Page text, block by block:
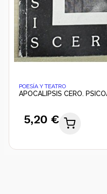
POESÍA Y TEATRO
APOCALIPSIS CERO.
5,20 €